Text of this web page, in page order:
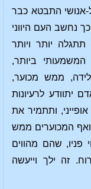
אנושי התבטא כבר
נחשב העם היווני
יותר ויותר
ביותר,
ממש מכוער,
יתוודע לרעיונות
ותתמיר את
ואף המכוערים ממש
פניו, שהם מהווים
זה ילך וייעשה